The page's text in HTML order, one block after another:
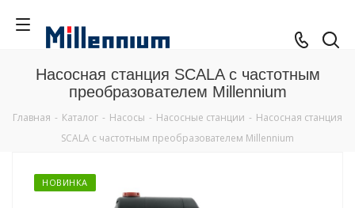
Насосная станция SCALA с частотным
преобразователем Millennium
Главная - Каталог - Насосы - Насосные станции - Насосная станция
SCALA с частотным преобразователем Millennium
НОВИНКА